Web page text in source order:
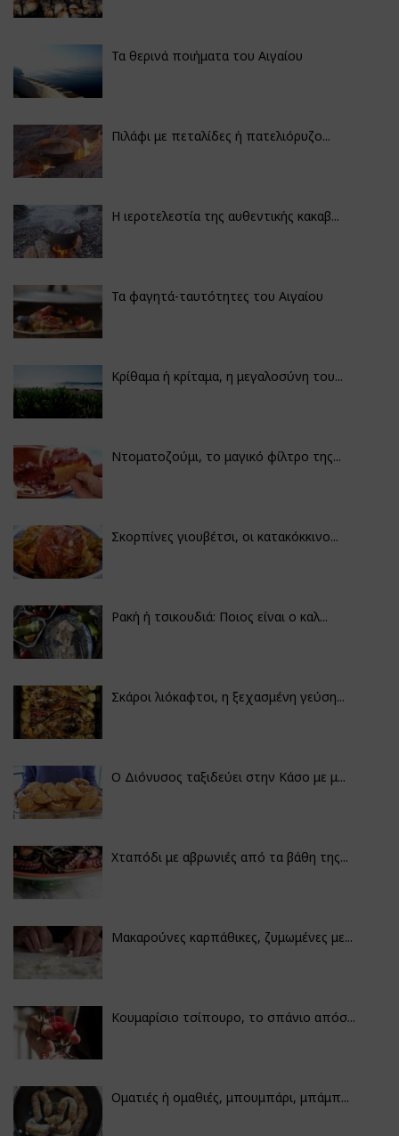
Τα θερινά ποιήματα του Αιγαίου
Πιλάφι με πεταλίδες ή πατελιόρυζο...
Η ιεροτελεστία της αυθεντικής κακαβ...
Τα φαγητά-ταυτότητες του Αιγαίου
Κρίθαμα ή κρίταμα, η μεγαλοσύνη του...
Ντοματοζούμι, το μαγικό φίλτρο της...
Σκορπίνες γιουβέτσι, οι κατακόκκινο...
Ρακή ή τσικουδιά: Ποιος είναι ο καλ...
Σκάροι λιόκαφτοι, η ξεχασμένη γεύση...
Ο Διόνυσος ταξιδεύει στην Κάσο με μ...
Χταπόδι με αβρωνιές από τα βάθη της...
Μακαρούνες καρπάθικες, ζυμωμένες με...
Κουμαρίσιο τσίπουρο, το σπάνιο απόσ...
Οματιές ή ομαθιές, μπουμπάρι, μπάμπ...